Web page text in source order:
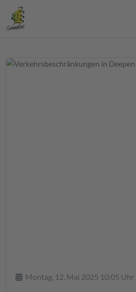
DetailsMontag, 12. Mai 2025 10:05 Uhr